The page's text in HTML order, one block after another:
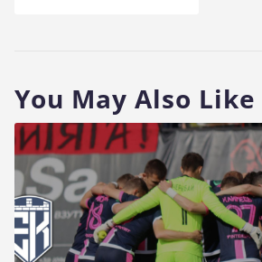
You May Also Like